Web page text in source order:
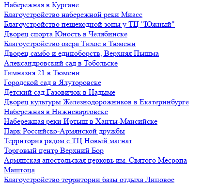
Набережная в Кургане
Благоустройство набережной реки Миасс
Благоустройство пешеходной зоны у ТЦ "Южный"
Дворец спорта Юность в Челябинске
Благоустройство озера Тихое в Тюмени
Дворец самбо и единоборств, Верхняя Пышма
Александровский сад в Тобольске
Гимназия 21 в Тюмени
Городской сад в Ялуторовске
Детский сад Газовичок в Надыме
Дворец культуры Железнодорожников в Екатеринбурге
Набережная в Нижневартовске
Набережная реки Иртыш в Ханты-Мансийске
Парк Российско-Армянской дружбы
Территория рядом с ТЦ Новый магнат
Торговый центр Верхний Бор
Армянская апостольская церковь им. Святого Месропа
Маштоца
Благоустройство территории базы отдыха Липовое